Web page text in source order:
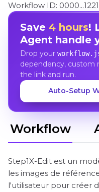
Workflow ID: 0000...1221
Save 4 hours!
Agent handle
Drop your
dependency, custom
the link and run.
Auto-Setup
Workflow
Step1X-Edit est un
les images de
l'utilisateur pour créer